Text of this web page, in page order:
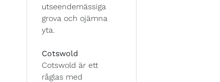
utseendemässiga
grova och ojämna
yta.
Cotswold
Cotswold är ett
råglas med